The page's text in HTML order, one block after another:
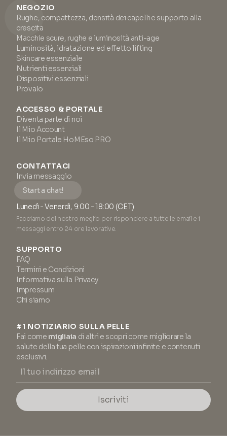
NEGOZIO
Rughe, compattezza, densità dei capelli e supporto alla
crescita
Macchie scure, rughe e luminosità anti-age
Luminosità, idratazione ed effetto lifting
Skincare essenziale
Nutrienti essenziali
Dispositivi essenziali
Provalo
ACCESSO & PORTALE
Diventa parte di noi
Il Mio Account
Il Mio Portale HoMEso PRO
CONTATTACI
Invia messaggio
Start a chat!
Lunedì - Venerdì, 9:00 - 18:00 (CET)
Facciamo del nostro meglio per rispondere a tutte le email e i
messaggi entro 24 ore lavorative.
SUPPORTO
FAQ
Termini e Condizioni
Informativa sulla Privacy
Impressum
Chi siamo
#1 NOTIZIARIO SULLA PELLE
Fai come migliaia di altri e scopri come migliorare la
salute della tua pelle con ispirazioni infinite e contenuti
esclusivi.
Iscriviti